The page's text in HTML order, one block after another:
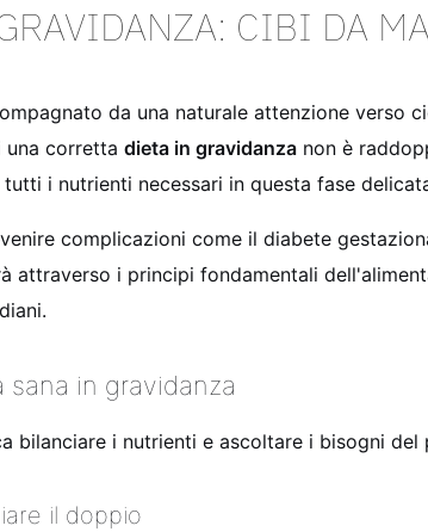
CIBI DA
da una naturale attenzione verso
una corretta dieta in gravidanza non è
i nutrienti necessari in questa fase
complicazioni come il diabete
attraverso i principi fondamentali
in gravidanza
bilanciare i nutrienti e ascoltare i bisogni
il doppio